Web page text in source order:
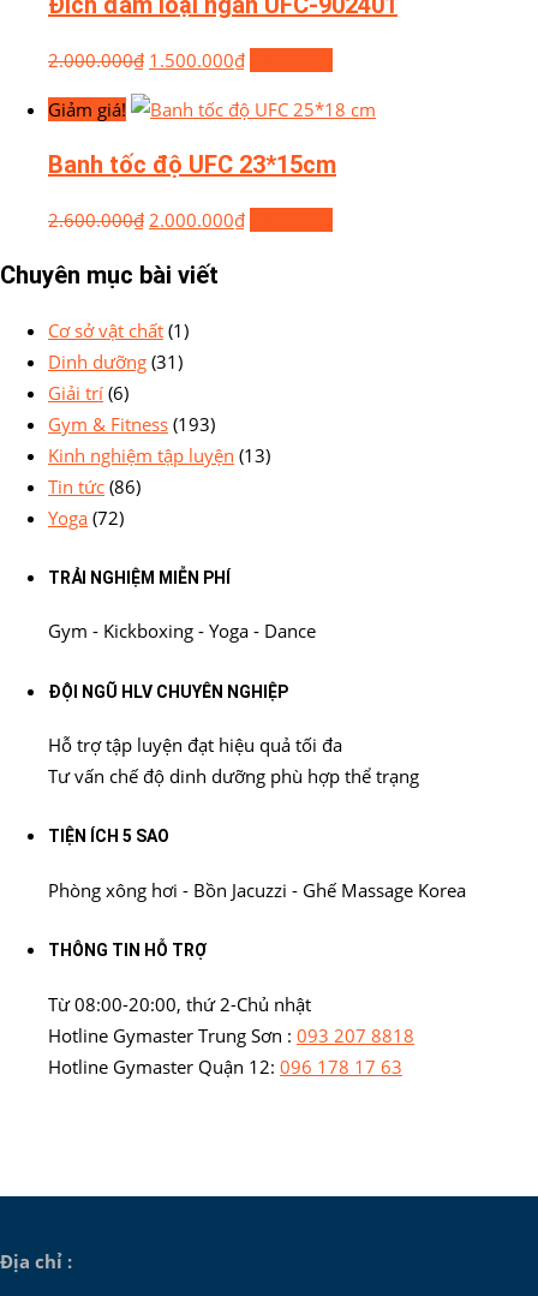
2.000.000₫ 1.500.000₫
Giảm giá!
Banh tốc độ UFC 23*15cm
2.600.000₫ 2.000.000₫
Chuyên mục bài viết
Cơ sở vật chất (1)
Dinh dưỡng (31)
Giải trí (6)
Gym & Fitness (193)
Kinh nghiệm tập luyện (13)
Tin tức (86)
Yoga (72)
TRẢI NGHIỆM MIỄN PHÍ
Gym - Kickboxing - Yoga - Dance
ĐỘI NGŨ HLV CHUYÊN NGHIỆP
Hỗ trợ tập luyện đạt hiệu quả tối đa
Tư vấn chế độ dinh dưỡng phù hợp thể trạng
TIỆN ÍCH 5 SAO
Phòng xông hơi - Bồn Jacuzzi - Ghế Massage Korea
THÔNG TIN HỖ TRỢ
Từ 08:00-20:00, thứ 2-Chủ nhật
Hotline Gymaster Trung Sơn : 093 207 8818
Hotline Gymaster Quận 12: 096 178 17 63
Địa chỉ :